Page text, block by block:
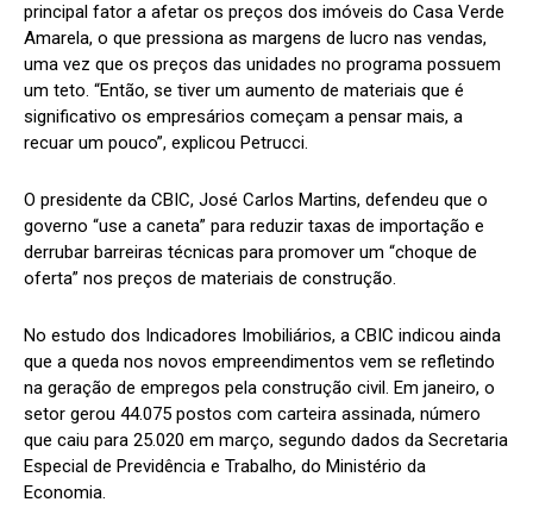
principal fator a afetar os preços dos imóveis do Casa Verde
Amarela, o que pressiona as margens de lucro nas vendas,
uma vez que os preços das unidades no programa possuem
um teto. “Então, se tiver um aumento de materiais que é
significativo os empresários começam a pensar mais, a
recuar um pouco”, explicou Petrucci.
O presidente da CBIC, José Carlos Martins, defendeu que o
governo “use a caneta” para reduzir taxas de importação e
derrubar barreiras técnicas para promover um “choque de
oferta” nos preços de materiais de construção.
No estudo dos Indicadores Imobiliários, a CBIC indicou ainda
que a queda nos novos empreendimentos vem se refletindo
na geração de empregos pela construção civil. Em janeiro, o
setor gerou 44.075 postos com carteira assinada, número
que caiu para 25.020 em março, segundo dados da Secretaria
Especial de Previdência e Trabalho, do Ministério da
Economia.